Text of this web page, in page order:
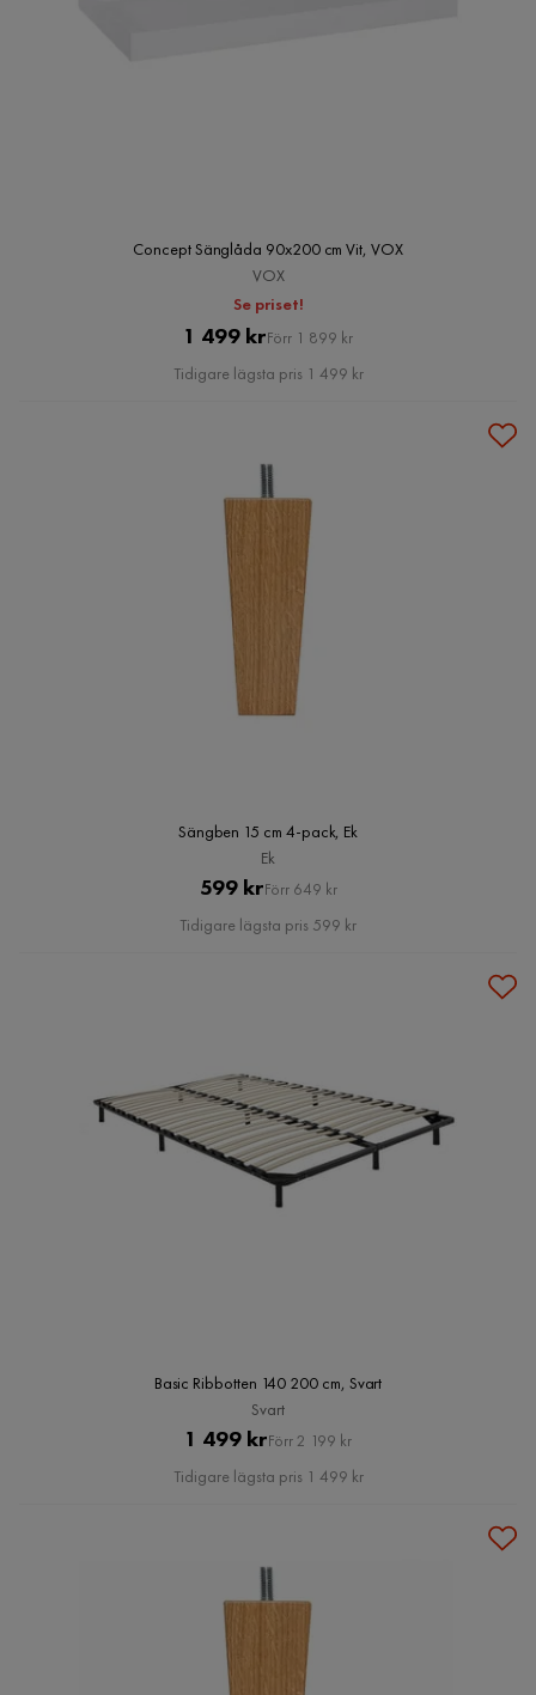
Concept Sänglåda 90x200 cm Vit, VOX
VOX
Se priset!
Pris
1 499 krOriginal
Pris
Förr 1 899 kr
Tidigare lägsta pris 1 499 kr
Sängben 15 cm 4-pack, Ek
Ek
Pris
599 krOriginal
Pris
Förr 649 kr
Tidigare lägsta pris 599 kr
Basic Ribbotten 140 200 cm, Svart
Svart
Pris
1 499 krOriginal
Pris
Förr 2 199 kr
Tidigare lägsta pris 1 499 kr